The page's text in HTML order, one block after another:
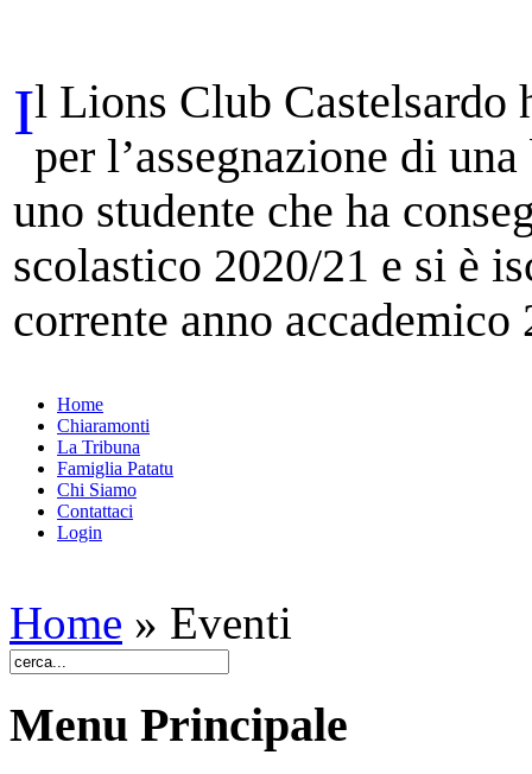
Il Lions Club Castelsardo
per l’assegnazione di
uno studente che ha
scolastico 2020/21 e si è
corrente anno accademico
Home
Chiaramonti
La Tribuna
Famiglia Patatu
Chi Siamo
Contattaci
Login
Home » Eventi
Menu Principale